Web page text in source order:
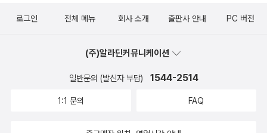
로그인 전체 메뉴 회사 소개 출판사 안내 PC 버전
(주)알라딘커뮤니케이션
일반문의 (발신자 부담) 1544-2514
1:1 문의 FAQ